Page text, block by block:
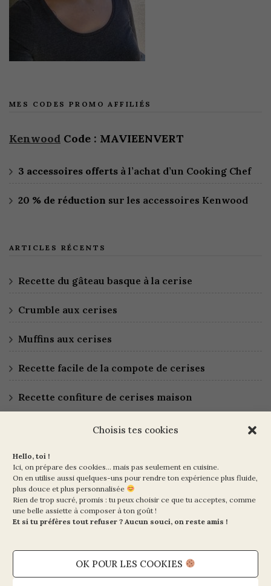
Choisis tes cookies
Hello, toi !
Ici, on prépare des cookies… mais pas seulement en cuisine.
On en utilise aussi quelques-uns pour rendre ton expérience plus fluide,
plus douce et plus personnalisée
Rien de trop sucré, promis : tu peux choisir ce que tu acceptes, comme
une belle assiette à composer à ton goût !
Et si tu préfères tout refuser ? Aucun souci, on reste amis !
OK POUR LES COOKIES
MES CODES PROMO AFFILIÉS
Kenwood Code : MAVIEENVERT
3 accessoires offerts à l’achat d’un Cooking Chef
20 % de réduction sur les accessoires Kenwood
ARTICLES RÉCENTS
Recette du gâteau basque à la cerise
Crumble aux cerises
Muffins aux cerises
Recette facile de la compote de cerises
Recette confiture de cerises maison
Ma Vie en Vert
10 rue de la Paix
Mentions légales et CGV